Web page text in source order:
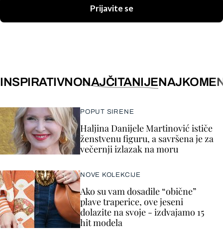
Prijavite se
INSPIRATIVNONAJČITANIJE
POPUT SIRENE
Haljina Danijele Martinović ističe
ženstvenu figuru, a savršena je za
večernji izlazak na moru
NOVE KOLEKCIJE
Ako su vam dosadile “obične”
plave traperice, ove jeseni
dolazite na svoje - izdvajamo 15
hit modela